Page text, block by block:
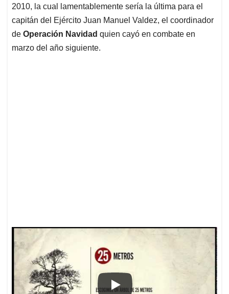
2010, la cual lamentablemente sería la última para el
capitán del Ejército Juan Manuel Valdez, el coordinador
de Operación Navidad quien cayó en combate en
marzo del año siguiente.